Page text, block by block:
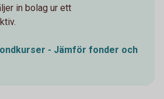
in bolag ur ett
- Jämför fonder och